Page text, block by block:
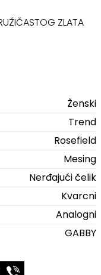
ZLATA
Ženski
Trend
Rosefield
Mesing
Nerđajući čelik
Kvarcni
Analogni
GABBY
Pinterest